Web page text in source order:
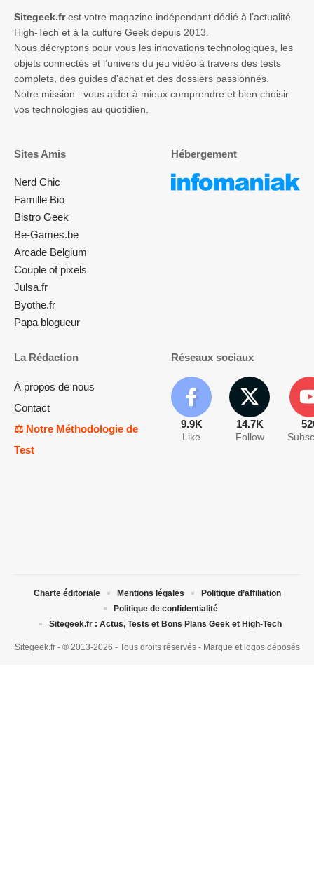
Sitegeek.frest votre magazine indépendant dédié à l’actualité
High-Tech et à la culture Geek depuis 2013.
Nous décryptons pour vous les innovations technologiques, les
objets connectés et l’univers du jeu vidéo à travers des tests
complets, des guides d’achat et des dossiers passionnés.
Notre mission : vous aider à mieux comprendre et bien choisir
vos technologies au quotidien.
Sites Amis
Nerd Chic
Famille Bio
Bistro Geek
Be-Games.be
Arcade Belgium
Couple of pixels
Julsa.fr
Byothe.fr
Papa blogueur
Hébergement
La Rédaction
À propos de nous
Contact
⚖️ Notre Méthodologie de
Test
Réseaux sociaux
9.9K
Like
14.7K
Follow
Sitegeek.fr - ® 2013-2026 - Tous droits réservés - Marque et logos déposés
Charte éditoriale Mentions légales
Politique d’affiliation
Politique de confidentialité
Sitegeek.fr : Actus, Tests et Bons Plans Geek et High-Tech